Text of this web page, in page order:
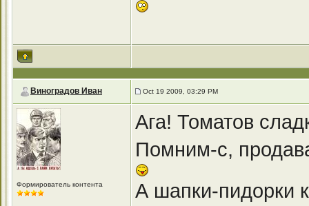
Виноградов Иван Oct 19 2009, 03:29 PM
Формирователь контента
Ага! Томатов
Помним-с,
А шапки-пидорки